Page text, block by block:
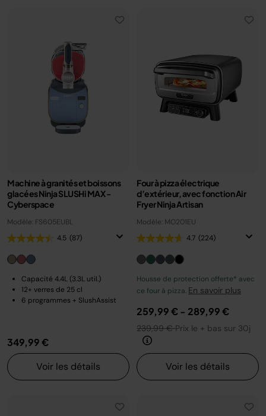
Machine à granités et boissons
glacées Ninja SLUSHi MAX -
Cyberspace
Modèle: FS605EUBL
4.5 (87)
Capacité 4.4L (3.3L util.)
12+ verres de 25 cl
6 programmes + SlushAssist
349,99 €
Voir les détails
Four à pizza électrique
d’extérieur, avec fonction Air
Fryer Ninja Artisan
Modèle: MO201EU
4.7 (224)
Housse de protection offerte* avec
ce four à pizza. En savoir plus
259,99 €- 289,99 €
239,99 €Prix le + bas sur 30j
Voir les détails